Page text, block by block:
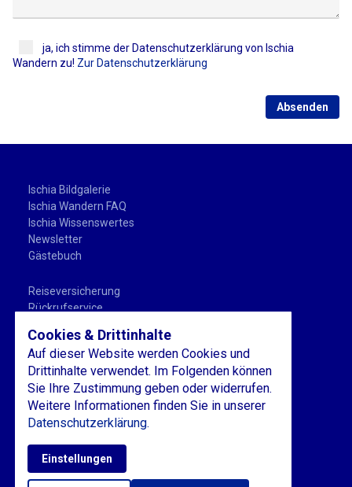
ja, ich stimme der Datenschutzerklärung von Ischia
Wandern zu! Zur Datenschutzerklärung
Absenden
Ischia Bildgalerie
Ischia Wandern FAQ
Ischia Wissenswertes
Newsletter
Gästebuch
Reiseversicherung
Rückrufservice
Ischia Wandern Beratung
Ischia Wandern Vereine
Über uns
Kontakt
AGB
Impressum
Datenschutz
Cookies & Drittinhalte
Auf dieser Website werden Cookies und
Drittinhalte verwendet. Im Folgenden können
Sie Ihre Zustimmung geben oder widerrufen.
Weitere Informationen finden Sie in unserer
Datenschutzerklärung.
Einstellungen